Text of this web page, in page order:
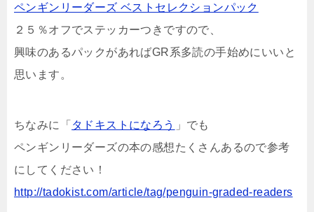
ペンギンリーダーズ ベストセレクションパック
２５％オフでステッカーつきですので、
興味のあるパックがあればGR系多読の手始めにいいと
思います。
ちなみに「 タドキストになろう
」でも
ペンギンリーダーズの本の感想たくさんあるので参考
にしてください！
http://tadokist.com/article/tag/penguin-graded-readers